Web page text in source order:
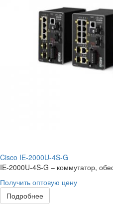
Cisco IE-2000U-4S-G
IE-2000U-4S-G – коммутатор,
Получить оптовую цену
Подробнее